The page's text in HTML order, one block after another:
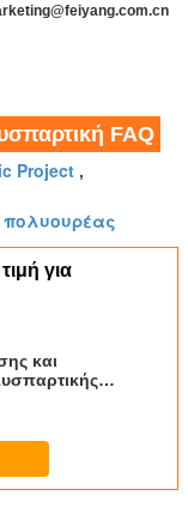
FAQ
Project ,
για
και